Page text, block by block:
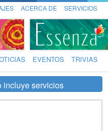
ACERCA DE SERVICIOS
EVENTOS TRIVIAS
incluye servicios